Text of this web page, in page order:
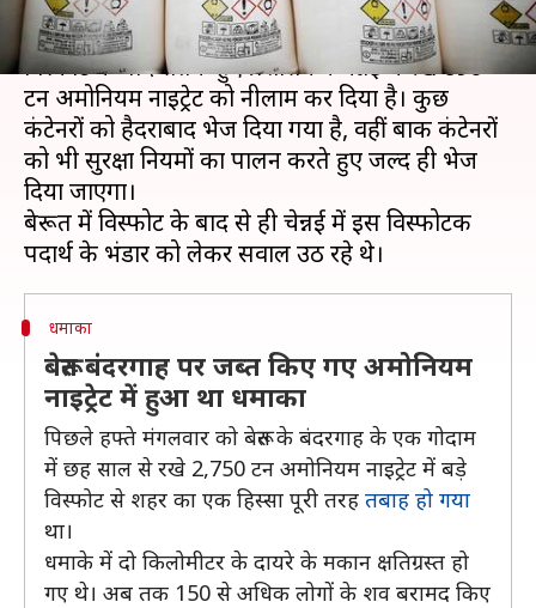
लेबनान की राजधानी बेरूत में अमोनियम नाइट्रेट में
विस्फोट के बाद सतर्क हुए प्रशासन ने चेन्नई में रखे 690
टन अमोनियम नाइट्रेट को नीलाम कर दिया है। कुछ
कंटेनरों को हैदराबाद भेज दिया गया है, वहीं बाकी कंटेनरों
को भी सुरक्षा नियमों का पालन करते हुए जल्द ही भेज
दिया जाएगा।
बेरूत में विस्फोट के बाद से ही चेन्नई में इस विस्फोटक
धमाका
बेरूत बंदरगाह पर जब्त किए गए अमोनियम
नाइट्रेट में हुआ था धमाका
पिछले हफ्ते मंगलवार को बेरूत के बंदरगाह के एक गोदाम
में छह साल से रखे 2,750 टन अमोनियम नाइट्रेट में बड़े
विस्फोट से शहर का एक हिस्सा पूरी तरह तबाह हो गया
था।
धमाके में दो किलोमीटर के दायरे के मकान क्षतिग्रस्त हो
गए थे। अब तक 150 से अधिक लोगों के शव बरामद किए